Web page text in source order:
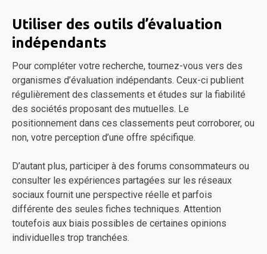
Utiliser des outils d’évaluation
indépendants
Pour compléter votre recherche, tournez-vous vers des
organismes d’évaluation indépendants. Ceux-ci publient
régulièrement des classements et études sur la fiabilité
des sociétés proposant des mutuelles. Le
positionnement dans ces classements peut corroborer, ou
non, votre perception d’une offre spécifique.
D’autant plus, participer à des forums consommateurs ou
consulter les expériences partagées sur les réseaux
sociaux fournit une perspective réelle et parfois
différente des seules fiches techniques. Attention
toutefois aux biais possibles de certaines opinions
individuelles trop tranchées.